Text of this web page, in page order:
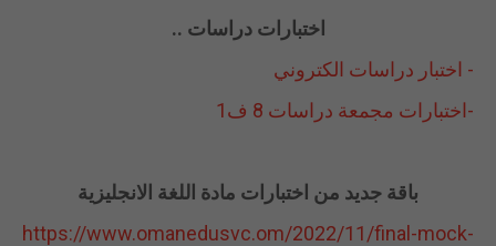
اختبارات دراسات ..
- اختبار دراسات الكتروني
-اختبارات مجمعة دراسات 8 ف1
باقة جديد من اختبارات مادة اللغة الانجليزية
https://www.omanedusvc.om/2022/11/final-mock-